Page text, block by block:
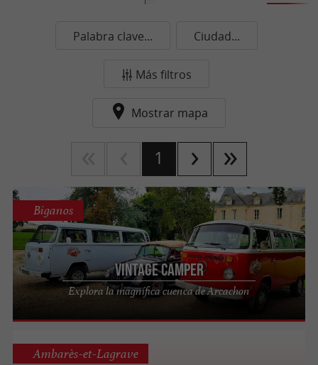
Palabra clave... Ciudad...
Más filtros
Mostrar mapa
1
Vintage Camper
Explora la magnífica cuenca de Arcachon
Biganos
Ambarès-et-Lagrave